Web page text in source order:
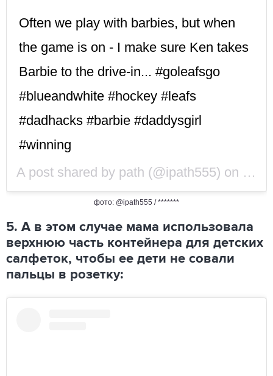
Often we play with barbies, but when
the game is on - I make sure Ken takes
Barbie to the drive-in... #goleafsgo
#blueandwhite #hockey #leafs
#dadhacks #barbie #daddysgirl
#winning
A post shared by path (@ipath555) on Oct
фото: @ipath555 / *******
5. А в этом случае мама использовала
верхнюю часть контейнера для детских
салфеток, чтобы ее дети не совали
пальцы в розетку: